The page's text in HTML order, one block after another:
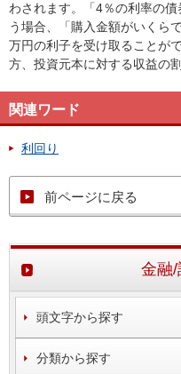
わされます。「4％の利率の
う場合、「購入金額がいくら
万円の利子を受け取ることが
方、投資元本に対する収益の
関連ワード
利回り
前ページに戻る
金融/
頭文字から探す
分類から探す